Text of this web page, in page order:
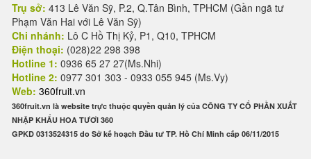
Trụ sở: 413 Lê Văn Sỹ, P.2, Q.Tân Bình, TPHCM (Gần ngã tư
Phạm Văn Hai với Lê Văn Sỹ)
Chi nhánh: Lô C Hồ Thị Kỷ, P1, Q10, TPHCM
Điện thoại: (028)22 298 398
Hotline 1: 0936 65 27 27(Ms.Nhi)
Hotline 2: 0977 301 303 - 0933 055 945 (Ms.Vy)
Web: 360fruit.vn
360fruit.vn là website trực thuộc quyền quản lý của CÔNG TY CỔ PHẦN XUẤT
NHẬP KHẨU HOA TƯƠI 360
GPKD 0313524315 do Sở kế hoạch Đầu tư TP. Hồ Chí Minh cấp 06/11/2015